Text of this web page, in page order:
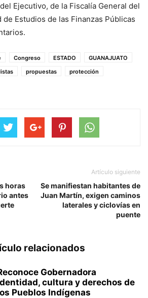
Ejecutivo, de la Fiscalía General del
de Estudios de las Finanzas Públicas
Congreso ESTADO
GUANAJUATO
propuestas
protección
horas
antes
Artículo siguiente
Se manifiestan habitantes de
Juan Martín, exigen caminos
laterales y ciclovías en
puente
relacionados
Gobernadora
cultura y derechos de
Pueblos Indígenas